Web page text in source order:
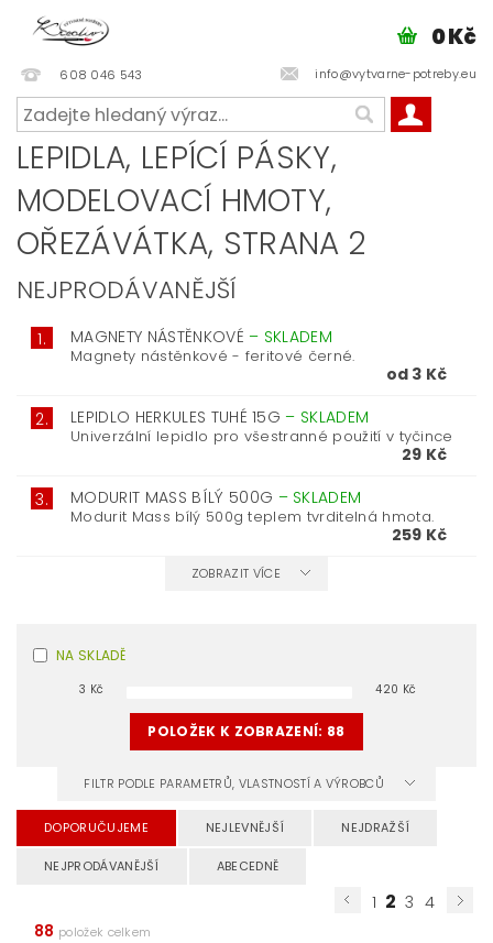
608 046 543 info@vytvarne-potreby.eu
0 Kč
LEPIDLA, LEPÍCÍ PÁSKY,
MODELOVACÍ HMOTY,
OŘEZÁVÁTKA, STRANA 2
NEJPRODÁVANĚJŠÍ
1. MAGNETY NÁSTĚNKOVÉ – SKLADEM
Magnety nástěnkové - feritové černé.
od 3 Kč
2. LEPIDLO HERKULES TUHÉ 15G – SKLADEM
Univerzální lepidlo pro všestranné použití v tyčince
29 Kč
3. MODURIT MASS BÍLÝ 500G – SKLADEM
Modurit Mass bílý 500g teplem tvrditelná hmota.
259 Kč
ZOBRAZIT VÍCE
NA SKLADĚ
3 Kč 420 Kč
POLOŽEK K ZOBRAZENÍ: 88
FILTR PODLE PARAMETRŮ, VLASTNOSTÍ A VÝROBCŮ
DOPORUČUJEME NEJLEVNĚJŠÍ NEJDRAŽŠÍ
NEJPRODÁVANĚJŠÍ ABECEDNĚ
1 2 3 4
88 položek celkem